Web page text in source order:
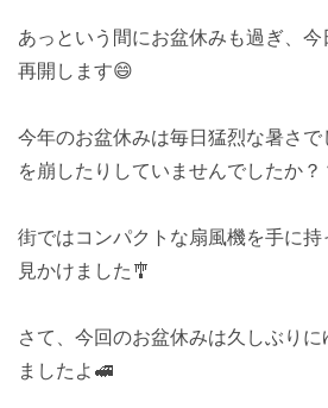
あっという間にお盆休みも過ぎ、
再開します😄
今年のお盆休みは毎日猛烈な暑さ
を崩したりしていませんでしたか？
街ではコンパクトな扇風機を手に持
見かけました🎐
さて、今回のお盆休みは久しぶり
ましたよ🚅